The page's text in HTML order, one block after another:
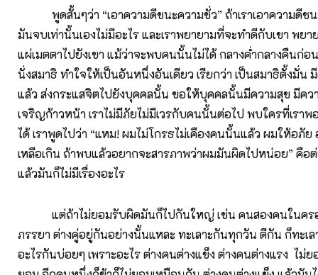
พูดสั้นๆว่า “เอาความดีชนะความชั่ว” ถ้าเราเอาความดีชน
มันจบเท่านั้นเองไม่มีอะไร และเราพยายามที่จะทำดีกับเขา พยา
แผ่เมตตาไปยังเขา แม้ว่าจะพบคนนั้นไม่ได้ กลางค่ำกลางคืนก่
นั่งสมาธิ ทำใจให้เป็นอันหนึ่งอันเดียว เรียกว่า เป็นสมาธิตั้งมั่น
แล้ว ส่งกระแสจิตไปยังบุคคลนั้น ขอให้บุคคลนั้นมีความสุข มีคว
เจริญก้าวหน้า เราไม่มีภัยไม่มีเวรกับคนนั้นต่อไป พบใครที่เรา
ได้ เราพูดไปว่า “แหม! ผมไม่โกรธไม่เคืองคนนั้นแล้ว ผมให้อภัย
เหลือเกิน ถ้าพบแล้วอยากจะสารภาพว่าผมมันผิดไปหน่อย” คือ
แล้วมันก็ไม่มีเรื่องอะไร
แต่ถ้าไม่ยอมรับผิดมันก็ไปกันใหญ่ เช่น คนสองคนในคร
ภรรยา ต่างคู่อยู่กันอย่างนั้นแหละ ทะเลาะกันทุกวัน ตีกัน ก็ทะเล
อะไรกันบ่อยๆ เพราะอะไร ต่างคนต่างแข็ง ต่างคนต่างแรง ไม่ย